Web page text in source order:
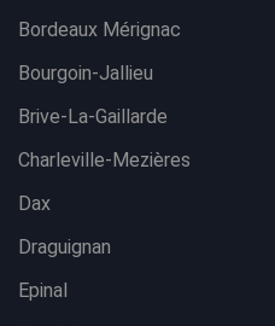
Bordeaux Mérignac
Bourgoin-Jallieu
Brive-La-Gaillarde
Charleville-Mezières
Dax
Draguignan
Epinal